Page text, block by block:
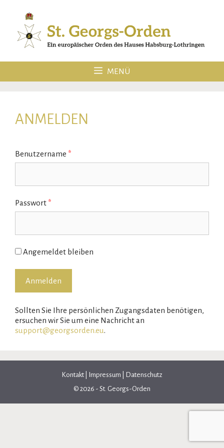
springen
MENÜ
ANMELDEN
Benutzername *
Passwort *
Angemeldet bleiben
Sollten Sie Ihre persönlichen Zugangsdaten benötigen,
ersuchen wir Sie um eine Nachricht an
support@georgsorden.eu.
Kontakt Impressum
Datenschutz
© 2026 - St. Georgs-Orden